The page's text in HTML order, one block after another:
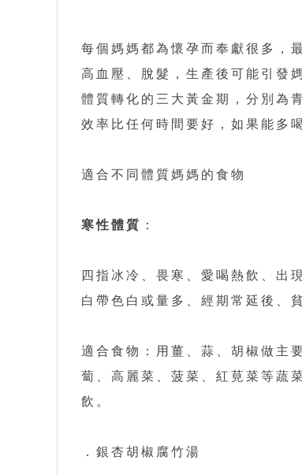
每個媽媽都為懷孕而奉獻很多，
高血壓、脫髮，生產後可能引發
體質轉化的三大黃金期，分別為
效率比任何時間要好，如果能多
適合不同體質媽媽的食物
寒性體質 ：
四指冰冷、畏寒、愛喝熱飲、出
白帶色白或量多、經期常延後、
適合食物：用薑、蒜、胡椒做主
蔔、高麗菜、菠菜、紅莧菜等蔬
飲。
．銀杏胡椒腐竹湯